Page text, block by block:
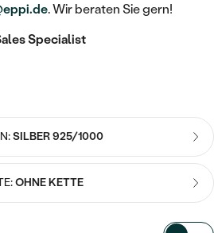
DIAMANT
DIAMANTEN
. Wir beraten Sie gern!
Specialist
SILBER 925/1000
OHNE KETTE